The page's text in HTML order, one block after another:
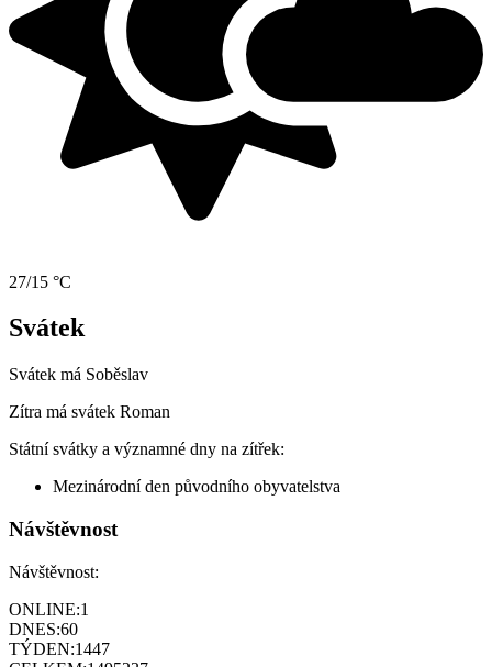
27/15 °C
Svátek
Svátek má Soběslav
Zítra má svátek Roman
Státní svátky a významné dny na zítřek:
Mezinárodní den původního obyvatelstva
Návštěvnost
Návštěvnost:
ONLINE:1
DNES:60
TÝDEN:1447